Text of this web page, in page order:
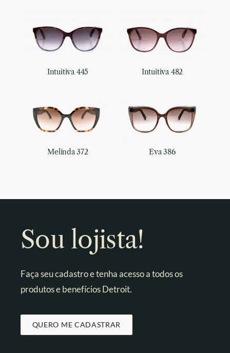
Intuitiva 445 Intuitiva 482
Melinda 372 Eva 386
Sou lojista!
Faça seu cadastro e tenha acesso a todos os
produtos e benefícios Detroit.
QUERO ME CADASTRAR